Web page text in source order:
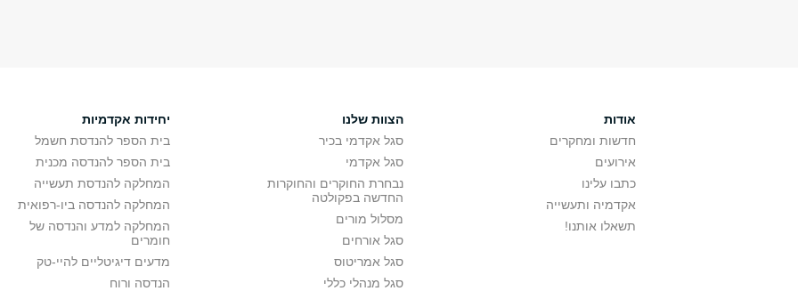
אודות
חדשות ומחקרים
אירועים
כתבו עלינו
אקדמיה ותעשייה
תשאלו אותנו!
הצוות שלנו
סגל אקדמי בכיר
סגל אקדמי
נבחרת החוקרים והחוקרות
החדשה בפקולטה
מסלול מורים
סגל אורחים
סגל אמריטוס
סגל מנהלי כללי
יחידות אקדמיות
בית הספר להנדסת חשמל
בית הספר להנדסה מכנית
המחלקה להנדסת תעשייה
המחלקה להנדסה ביו-רפואית
המחלקה למדע והנדסה של
חומרים
מדעים דיגיטליים להיי-טק
הנדסה ורוח